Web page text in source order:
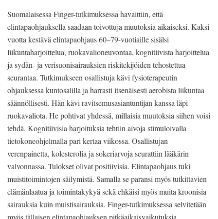
Suomalaisessa Finger-tutkimuksessa havaittiin, että
elintapaohjauksella saadaan toivottuja muutoksia aikaiseksi. Kaksi
vuotta kestävä elintapaohjaus 60–79-vuotiaille sisälsi
liikuntaharjoittelua, ruokavalioneuvontaa, kognitiivista harjoittelua
ja sydän- ja verisuonisairauksien riskitekijöiden tehostettua
seurantaa. Tutkimukseen osallistuja kävi fysioterapeutin
ohjauksessa kuntosalilla ja harrasti itsenäisesti aerobista liikuntaa
säännöllisesti. Hän kävi ravitsemusasiantuntijan kanssa läpi
ruokavaliota. He pohtivat yhdessä, millaisia muutoksia siihen voisi
tehdä. Kognitiivisia harjoituksia tehtiin aivoja stimuloivalla
tietokoneohjelmalla pari kertaa viikossa. Osallistujan
verenpainetta, kolesterolia ja sokeriarvoja seurattiin lääkärin
valvonnassa. Tulokset olivat positiivisia. Elintapaohjaus tuki
muistitoimintojen säilymistä. Samalla se paransi myös tutkittavien
elämänlaatua ja toimintakykyä sekä ehkäisi myös muita kroonisia
sairauksia kuin muistisairauksia. Finger-tutkimuksessa selvitetään
myös tällaisen elintapaohjauksen pitkäaikaisvaikutuksia.